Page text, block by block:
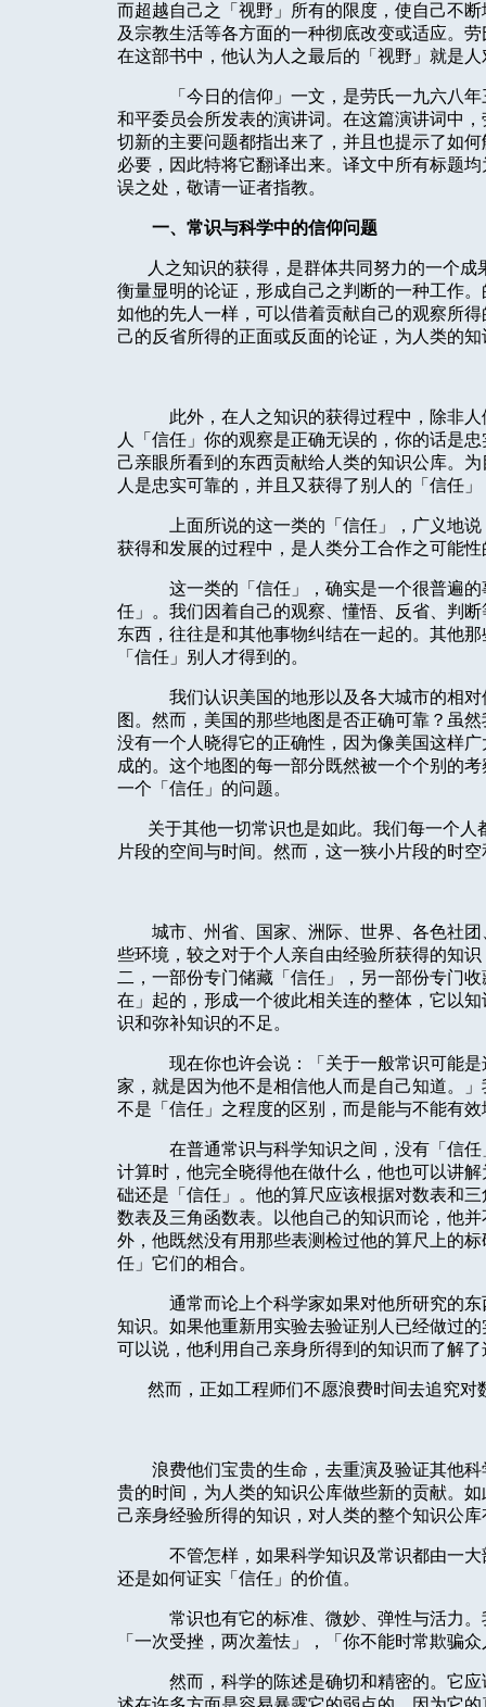
而超越自己之「视野」所有的限度，使自己不
及宗教生活等各方面的一种彻底改变或适应。
在这部书中，他认为人之最后的「视野」就是
「今日的信仰」一文，是劳氏一九六八
和平委员会所发表的演讲词。在这篇演讲词中
切新的主要问题都指出来了，并且也提示了如
必要，因此特将它翻译出来。译文中所有标题
误之处，敬请一证者指教。
一、常识与科学中的信仰问题
人之知识的获得，是群体共同努力的一个
衡量显明的论证，形成自己之判断的一种工作
如他的先人一样，可以借着贡献自己的观察所
己的反省所得的正面或反面的论证，为人类的
此外，在人之知识的获得过程中，除非
人「信任」你的观察是正确无误的，你的话是
己亲眼所看到的东西贡献给人类的知识公库。
人是忠实可靠的，并且又获得了别人的「信任
上面所说的这一类的「信任」，广义地
获得和发展的过程中，是人类分工合作之可能
这一类的「信任」，确实是一个很普遍
任」。我们因着自己的观察、懂悟、反省、判
东西，往往是和其他事物纠结在一起的。其他
「信任」别人才得到的。
我们认识美国的地形以及各大城市的相
图。然而，美国的那些地图是否正确可靠？虽
没有一个人晓得它的正确性，因为像美国这样
成的。这个地图的每一部分既然被一个个别的
一个「信任」的问题。
关于其他一切常识也是如此。我们每一个
片段的空间与时间。然而，这一狭小片段的时
城市、州省、国家、洲际、世界、各色社
些环境，较之对于个人亲自由经验所获得的知
二，一部份专门储藏「信任」，另一部份专门
在」起的，形成一个彼此相关连的整体，它以
识和弥补知识的不足。
现在你也许会说：「关于一般常识可能
家，就是因为他不是相信他人而是自己知道。
不是「信任」之程度的区别，而是能与不能有
在普通常识与科学知识之间，没有「信
计算时，他完全晓得他在做什么，他也可以讲
础还是「信任」。他的算尺应该根据对数表和
数表及三角函数表。以他自己的知识而论，他
外，他既然没有用那些表测检过他的算尺上的
任」它们的相合。
通常而论上个科学家如果对他所研究的
知识。如果他重新用实验去验证别人已经做过
可以说，他利用自己亲身所得到的知识而了解
然而，正如工程师们不愿浪费时间去追究
浪费他们宝贵的生命，去重演及验证其他
贵的时间，为人类的知识公库做些新的贡献。
己亲身经验所得的知识，对人类的整个知识公
不管怎样，如果科学知识及常识都由一
还是如何证实「信任」的价值。
常识也有它的标准、微妙、弹性与活力
「一次受挫，两次羞怯」，「你不能时常欺骗
然而，科学的陈述是确切和精密的。它